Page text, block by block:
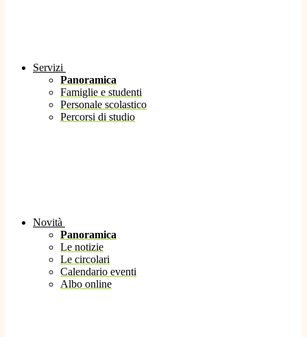
Servizi
Panoramica
Famiglie e studenti
Personale scolastico
Percorsi di studio
Novità
Panoramica
Le notizie
Le circolari
Calendario eventi
Albo online